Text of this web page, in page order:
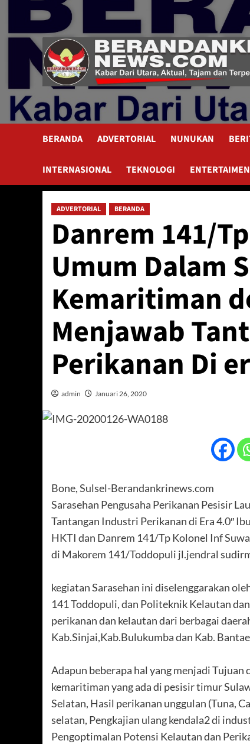
content
BERANDA ADVERTORIAL NUNUKAN
INTERNASIONAL TEKNOLOGI
ADVERTORIAL BERANDA
Danrem 141/
Umum Dalam
Kemaritiman
Menjawab
Perikanan Di
admin Januari 26, 2020
Bone, Sulsel-Berandankrinews.com
Sarasehan Pengusaha Perikanan Pesisir
Tantangan Industri Perikanan di Era 4.0″
HKTI dan Danrem 141/Tp Kolonel Inf
di Makorem 141/Toddopuli jl.jendral
kegiatan Sarasehan ini diselenggarakan
141 Toddopuli, dan Politeknik Kelautan
perikanan dan kelautan dari berbagai
Kab.Sinjai,Kab.Bulukumba dan Kab.
Adapun beberapa hal yang menjadi
kemaritiman yang ada di pesisir timur
Selatan, Hasil perikanan unggulan (Tuna,
selatan, Pengkajian ulang kendala2 di
Pengoptimalan Potensi Kelautan dan